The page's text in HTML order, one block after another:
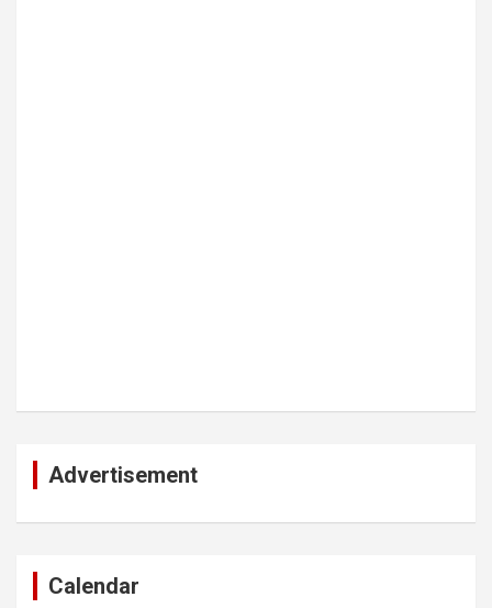
Advertisement
Calendar